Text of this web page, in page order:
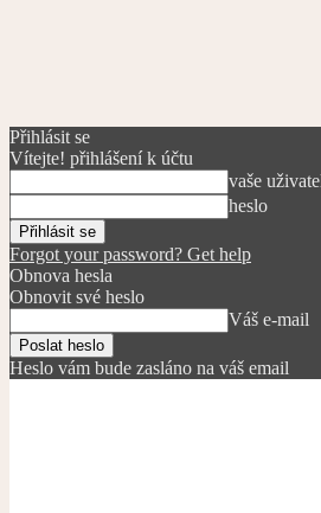
Přihlásit se
Vítejte! přihlášení k účtu
vaše
heslo
Forgot your password? Get help
Obnova hesla
Obnovit své heslo
Váš e-mail
Heslo vám bude zasláno na váš email